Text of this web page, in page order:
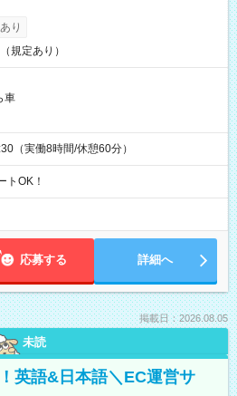
り
規定あり）
車
（実働8時間/休憩60分）
トOK！
応募する 詳細へ
掲載日：2026.08.05
未読
英語&日本語＼EC運営サ